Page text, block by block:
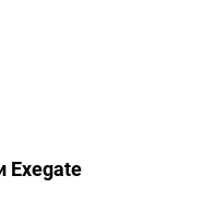
Exegate